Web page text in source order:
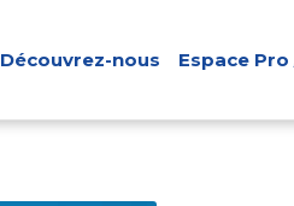
Découvrez-nous Espace Pro